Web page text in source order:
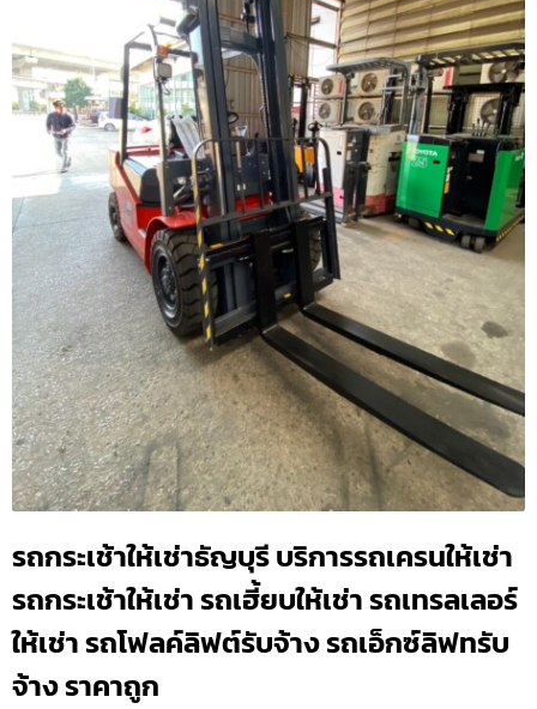
รถกระเช้าให้เช่าธัญบุรี บริการรถเครนให้เช่า
รถกระเช้าให้เช่า รถเฮี้ยบให้เช่า รถเทรลเลอร์
ให้เช่า รถโฟลค์ลิฟต์รับจ้าง รถเอ็กซ์ลิฟทรับ
จ้าง ราคาถูก